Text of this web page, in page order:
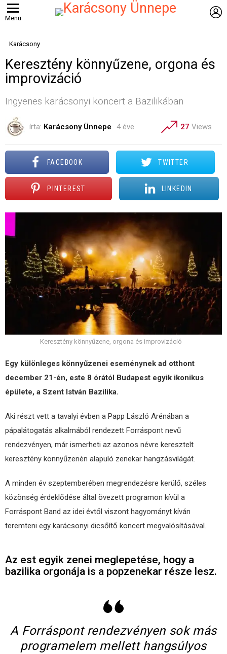
Menu
Karácsony
Keresztény könnyűzene, orgona és
improvizáció
Ingyenes karácsonyi koncert a Bazilikában
írta: Karácsony Ünnepe 4 éve 27 Views
FACEBOOK TWITTER
PINTEREST LINKEDIN
Keresztény könnyűzene, orgona és improvizáció
Egy különleges könnyűzenei eseménynek ad otthont
december 21-én, este 8 órától Budapest egyik ikonikus
épülete, a Szent István Bazilika.
Aki részt vett a tavalyi évben a Papp László Arénában a
pápalátogatás alkalmából rendezett Forráspont nevű
rendezvényen, már ismerheti az azonos névre keresztelt
keresztény könnyűzenén alapuló zenekar hangzásvilágát.
A minden év szeptemberében megrendezésre kerülő, széles
közönség érdeklődése által övezett programon kívül a
Forráspont Band az idei évtől viszont hagyományt kíván
teremteni egy karácsonyi dicsőítő koncert megvalósításával.
Az est egyik zenei meglepetése, hogy a
bazilika orgonája is a popzenekar része lesz.
A Forráspont rendezvényen sok más
programelem mellett hangsúlyos